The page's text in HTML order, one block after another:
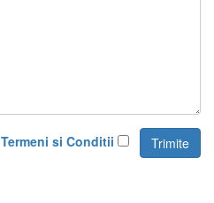
Termeni si Conditii